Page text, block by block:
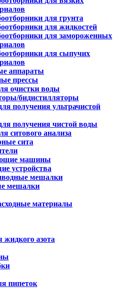
для грунта
для жидкостей
для замороженных
для сыпучих
аппараты
прессы
очистки воды
бидистилляторы
получения ультрачистой
получения чистой воды
ситового анализа
сита
машины
устройства
мешалки
мешалки
материалы
азота
пипеток